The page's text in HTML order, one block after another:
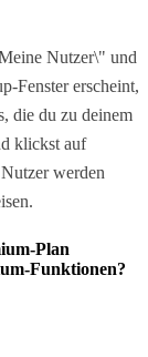
Nutzer\" und
Fenster erscheint,
die du zu deinem
klickst auf
werden
Plan
Funktionen?